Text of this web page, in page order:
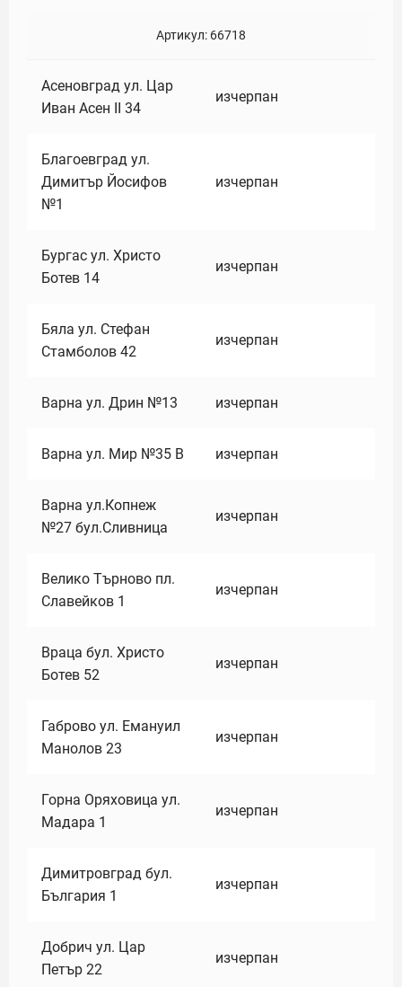
Артикул: 66718
Асеновград ул. Цар
Иван Асен II 34
изчерпан
Благоевград ул.
Димитър Йосифов
№1
изчерпан
Бургас ул. Христо
Ботев 14
изчерпан
Бяла ул. Стефан
Стамболов 42
изчерпан
Варна ул. Дрин №13 изчерпан
Варна ул. Мир №35 В изчерпан
Варна ул.Копнеж
№27 бул.Сливница
изчерпан
Велико Търново пл.
Славейков 1
изчерпан
Враца бул. Христо
Ботев 52
изчерпан
Габрово ул. Емануил
Манолов 23
изчерпан
Горна Оряховица ул.
Мадара 1
изчерпан
Димитровград бул.
България 1
изчерпан
Добрич ул. Цар
Петър 22
изчерпан